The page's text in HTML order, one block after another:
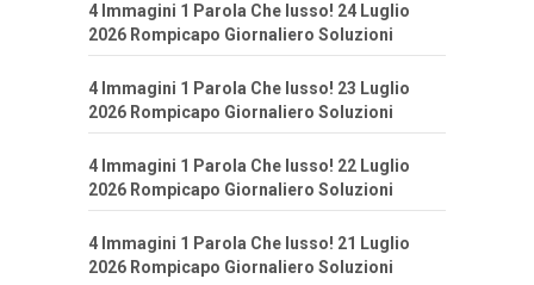
4 Immagini 1 Parola Che lusso! 24 Luglio
2026 Rompicapo Giornaliero Soluzioni
4 Immagini 1 Parola Che lusso! 23 Luglio
2026 Rompicapo Giornaliero Soluzioni
4 Immagini 1 Parola Che lusso! 22 Luglio
2026 Rompicapo Giornaliero Soluzioni
4 Immagini 1 Parola Che lusso! 21 Luglio
2026 Rompicapo Giornaliero Soluzioni